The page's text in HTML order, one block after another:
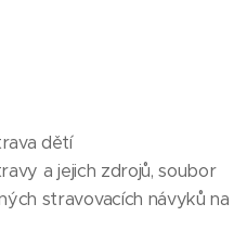
dětí
a jejich zdrojů, soubor
stravovacích návyků na